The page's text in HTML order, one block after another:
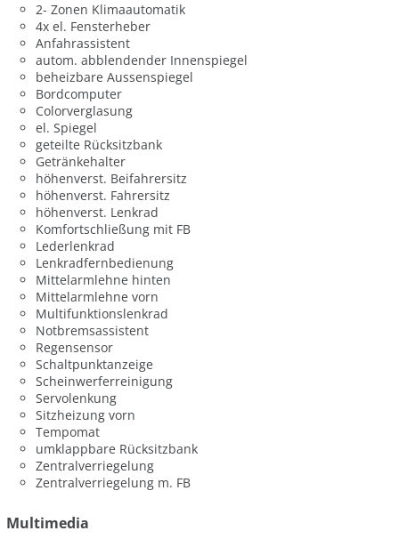
2- Zonen Klimaautomatik
4x el. Fensterheber
Anfahrassistent
autom. abblendender Innenspiegel
beheizbare Aussenspiegel
Bordcomputer
Colorverglasung
el. Spiegel
geteilte Rücksitzbank
Getränkehalter
höhenverst. Beifahrersitz
höhenverst. Fahrersitz
höhenverst. Lenkrad
Komfortschließung mit FB
Lederlenkrad
Lenkradfernbedienung
Mittelarmlehne hinten
Mittelarmlehne vorn
Multifunktionslenkrad
Notbremsassistent
Regensensor
Schaltpunktanzeige
Scheinwerferreinigung
Servolenkung
Sitzheizung vorn
Tempomat
umklappbare Rücksitzbank
Zentralverriegelung
Zentralverriegelung m. FB
Multimedia